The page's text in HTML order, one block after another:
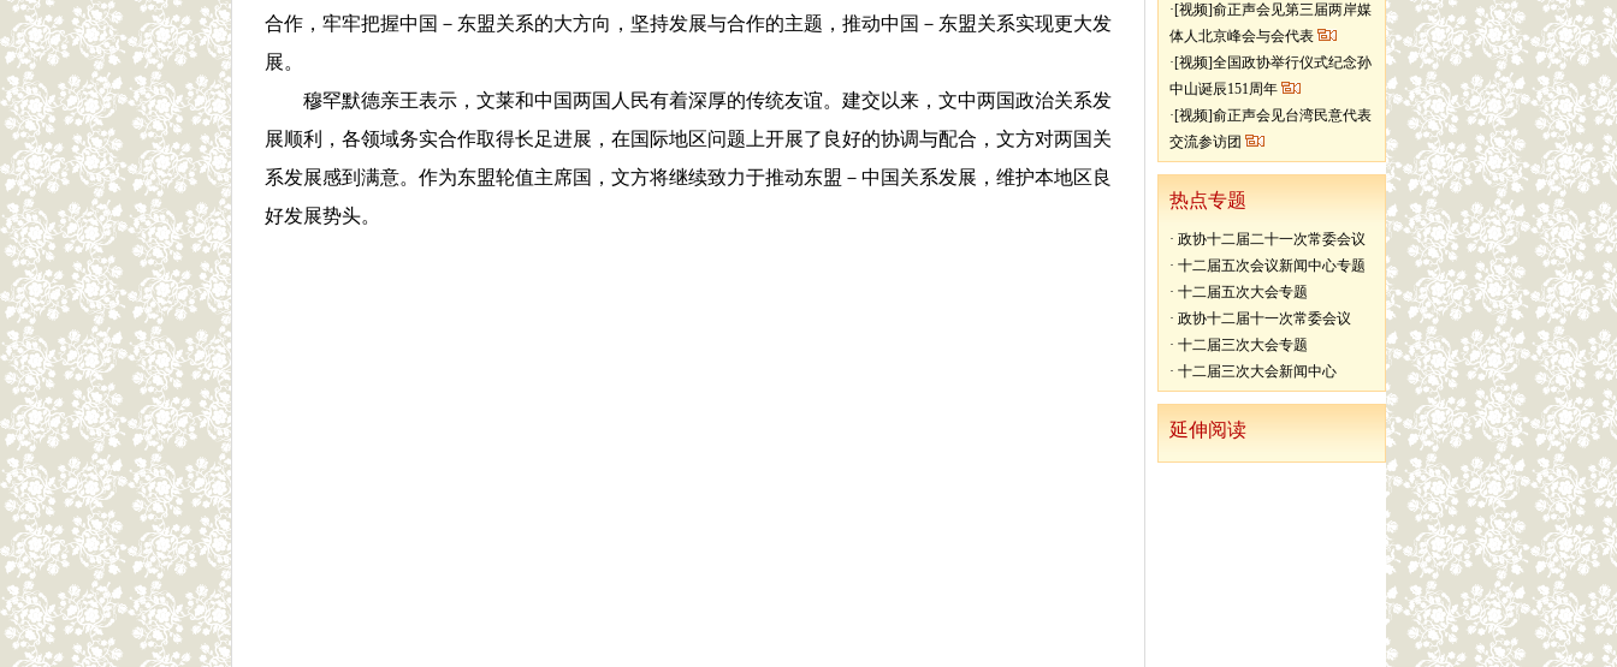
合作，牢牢把握中国－东盟关系的大方向，坚持发展与合作的主题，推动中国－东盟关系实现更大发
展。
穆罕默德亲王表示，文莱和中国两国人民有着深厚的传统友谊。建交以来，文中两国政治关系发
展顺利，各领域务实合作取得长足进展，在国际地区问题上开展了良好的协调与配合，文方对两国关
系发展感到满意。作为东盟轮值主席国，文方将继续致力于推动东盟－中国关系发展，维护本地区良
好发展势头。
·[视频]俞正声会见第三届两岸媒
体人北京峰会与会代表
·[视频]全国政协举行仪式纪念孙
中山诞辰151周年
·[视频]俞正声会见台湾民意代表
交流参访团
热点专题
·政协十二届二十一次常委会议
·十二届五次会议新闻中心专题
·十二届五次大会专题
·政协十二届十一次常委会议
·十二届三次大会专题
·十二届三次大会新闻中心
延伸阅读